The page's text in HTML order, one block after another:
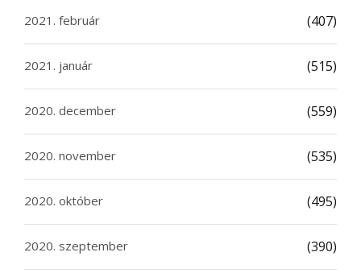
2021. február (407)
2021. január (515)
2020. december (559)
2020. november (535)
2020. október (495)
2020. szeptember (390)